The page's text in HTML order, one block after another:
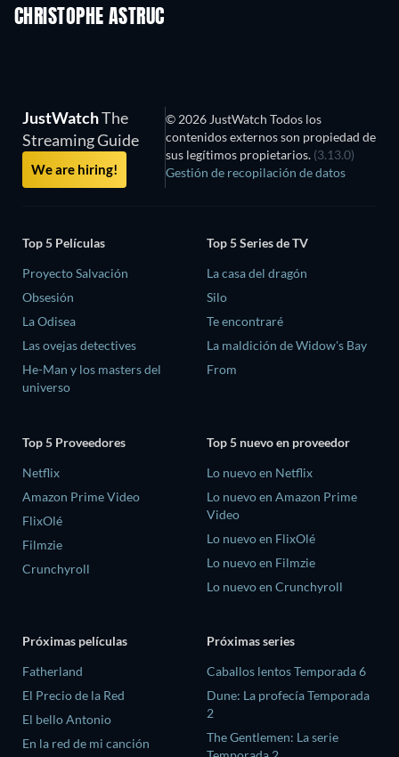
CHRISTOPHE ASTRUC
JustWatchThe
Streaming Guide
We are hiring!
© 2026 JustWatch Todos los
contenidos externos son propiedad de
sus legítimos propietarios. (3.13.0)
Gestión de recopilación de datos
Top 5 Películas
Proyecto Salvación
Obsesión
La Odisea
Las ovejas detectives
He-Man y los masters del
universo
Top 5 Series de TV
La casa del dragón
Silo
Te encontraré
La maldición de Widow's Bay
From
Top 5 Proveedores
Netflix
Amazon Prime Video
FlixOlé
Filmzie
Crunchyroll
Top 5 nuevo en proveedor
Lo nuevo en Netflix
Lo nuevo en Amazon Prime
Video
Lo nuevo en FlixOlé
Lo nuevo en Filmzie
Lo nuevo en Crunchyroll
Próximas películas
Fatherland
El Precio de la Red
El bello Antonio
En la red de mi canción
Próximas series
Caballos lentos Temporada 6
Dune: La profecía Temporada
2
The Gentlemen: La serie